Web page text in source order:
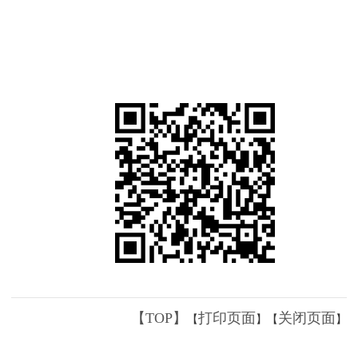
【TOP】 【打印页面 】【 关闭页面 】